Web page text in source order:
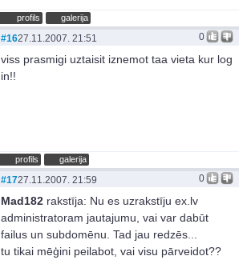
profils galerija
0
#1627.11.2007. 21:51
viss prasmigi uztaisit iznemot taa vieta kur log
in!!
profils galerija
0
#1727.11.2007. 21:59
Mad182 rakstīja: Nu es uzrakstīju ex.lv
administratoram jautajumu, vai var dabūt
failus un subdomēnu. Tad jau redzēs...
tu tikai mēģini peilabot, vai visu pārveidot??